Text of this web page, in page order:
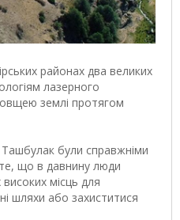
районах два великих
лазерного
землі протягом
були справжніми
те, що в давнину люди
місць для
шляхи або захиститися